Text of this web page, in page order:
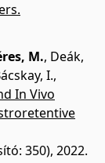
M., Deák,
I.,
In Vivo
350), 2022.